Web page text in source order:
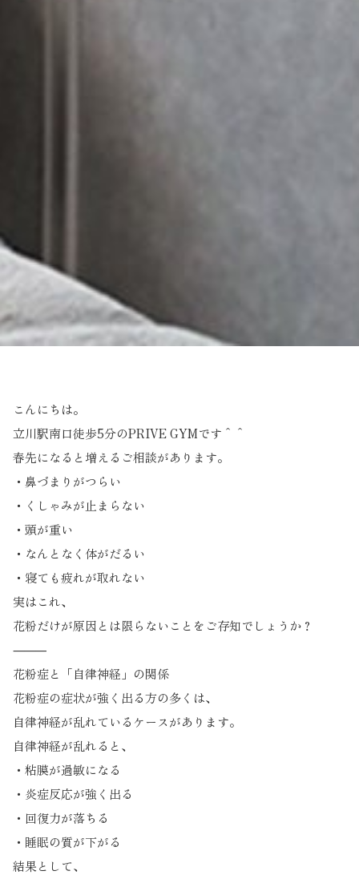
こんにちは。
立川駅南口徒歩5分のPRIVE GYMです＾＾
春先になると増えるご相談があります。
・鼻づまりがつらい
・くしゃみが止まらない
・頭が重い
・なんとなく体がだるい
・寝ても疲れが取れない
実はこれ、
花粉だけが原因とは限らないことをご存知でしょうか？
⸻
花粉症と「自律神経」の関係
花粉症の症状が強く出る方の多くは、
自律神経が乱れているケースがあります。
自律神経が乱れると、
・粘膜が過敏になる
・炎症反応が強く出る
・回復力が落ちる
・睡眠の質が下がる
結果として、